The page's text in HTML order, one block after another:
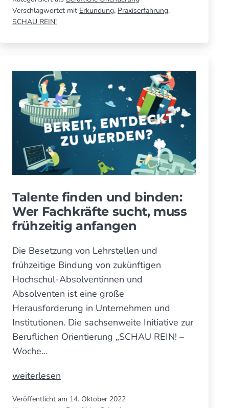
–
Buchungsstart
Verschlagwortet mit Erkundung, Praxiserfahrung,
SCHAU REIN!
Talente finden und binden:
Wer Fach­kräfte sucht, muss
früh­zeitig anfangen
Die Besetzung von Lehrstellen und
frühzeitige Bindung von zukünftigen
Hochschul-Absolventinnen und
Absolventen ist eine große
Herausforderung in Unternehmen und
Institutionen. Die sachsenweite Initiative zur
Beruflichen Orientierung „SCHAU REIN! –
Woche…
Talente
und
weiterlesen
Veröffentlicht am 14. Oktober 2022